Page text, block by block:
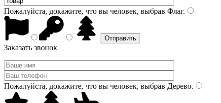
Пожалуйста, докажите, что вы человек, выбрав Флаг.
Заказать звонок
Пожалуйста, докажите, что вы человек, выбрав Дерево.